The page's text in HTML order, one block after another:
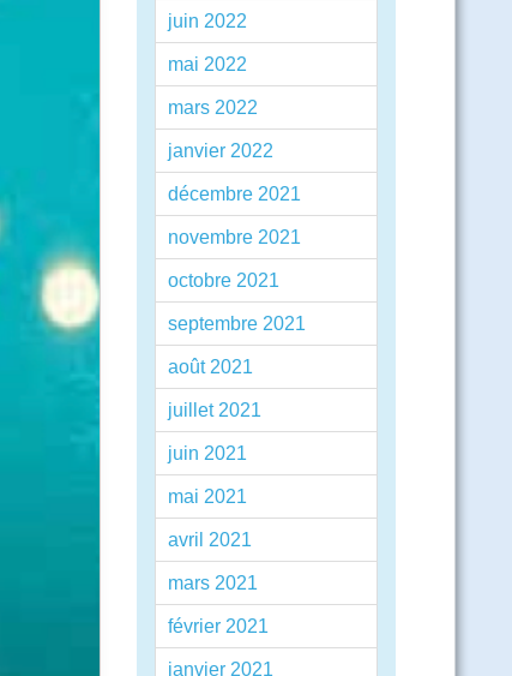
juin 2022
mai 2022
mars 2022
janvier 2022
décembre 2021
novembre 2021
octobre 2021
septembre 2021
août 2021
juillet 2021
juin 2021
mai 2021
avril 2021
mars 2021
février 2021
janvier 2021